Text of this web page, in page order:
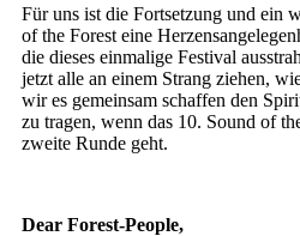
Für uns ist die Fortsetzung und ein
of the Forest eine
die dieses einmalige Festival
jetzt alle an einem Strang ziehen,
wir es gemeinsam schaffen den
zu tragen, wenn das 10. Sound of
zweite Runde geht.
Dear Forest-People,